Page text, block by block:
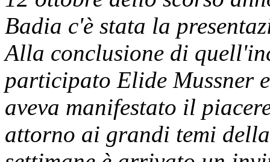
Badia c'è stata la
Alla conclusione di
participato Elide Mussner
aveva manifestato il
attorno ai grandi temi